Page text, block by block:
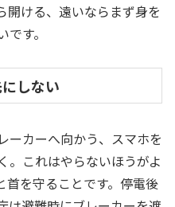
開ける、遠いならまず身を
す。
しない
ーカーへ向かう、スマホを
。これはやらないほうがよ
首を守ることです。停電後